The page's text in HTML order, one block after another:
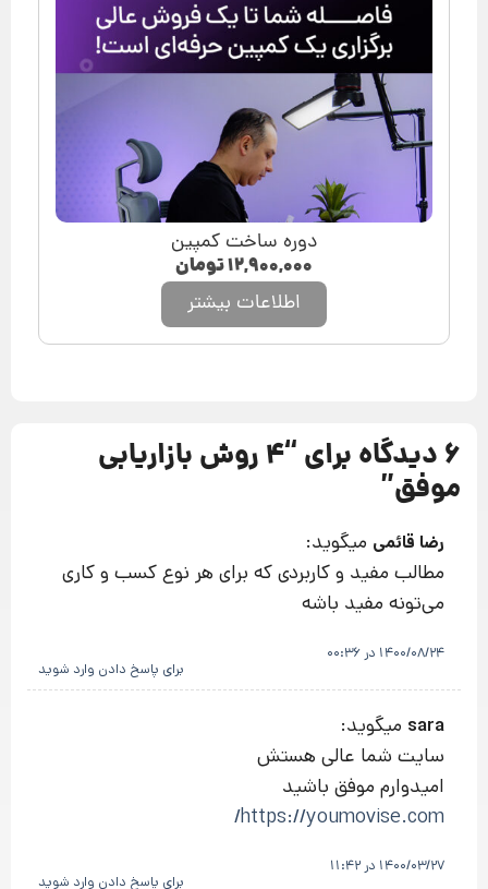
دوره ساخت کمپین
۱۲,۹۰۰,۰۰۰تومان
اطلاعات بیشتر
6 دیدگاه برای “ 4 روش بازاریابی
موفق”
رضا قائمی میگوید:
مطالب مفید و کاربردی که برای هر نوع کسب و کاری
می‌تونه مفید باشه
1400/08/24 در 00:36
برای پاسخ دادن وارد شوید
sara میگوید:
سایت شما عالی هستش
امیدوارم موفق باشید
https://youmovise.com/
1400/03/27 در 11:42
برای پاسخ دادن وارد شوید